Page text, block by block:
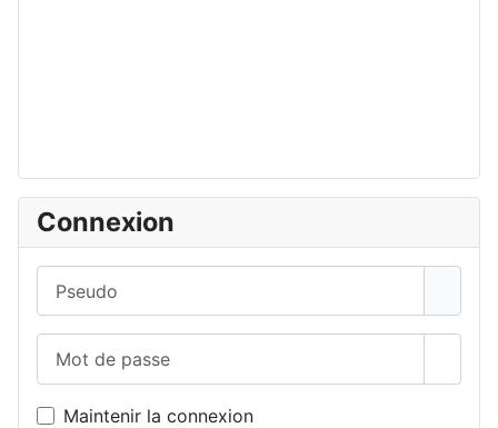
Connexion
Maintenir la connexion